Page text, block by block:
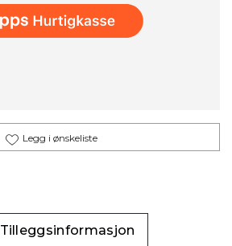
Legg i ønskeliste
Tilleggsinformasjon